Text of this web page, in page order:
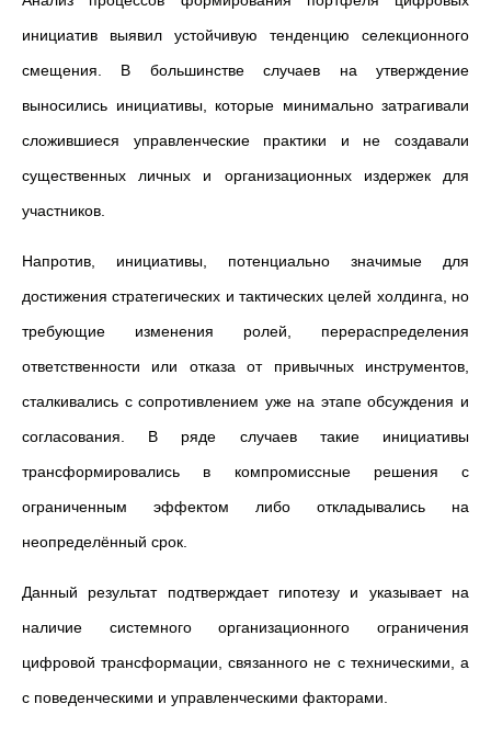
инициатив выявил устойчивую тенденцию селекционного
смещения. В большинстве случаев на утверждение
выносились инициативы, которые минимально затрагивали
сложившиеся управленческие практики и не создавали
существенных личных и организационных издержек для
участников.
Напротив, инициативы, потенциально значимые для
достижения стратегических и тактических целей холдинга, но
требующие изменения ролей, перераспределения
ответственности или отказа от привычных инструментов,
сталкивались с сопротивлением уже на этапе обсуждения и
согласования. В ряде случаев такие инициативы
трансформировались в компромиссные решения с
ограниченным эффектом либо откладывались на
неопределённый срок.
Данный результат подтверждает гипотезу и указывает на
наличие системного организационного ограничения
цифровой трансформации, связанного не с техническими, а
с поведенческими и управленческими факторами.